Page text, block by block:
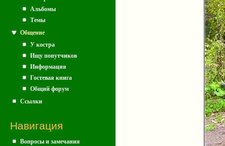
Альбомы
Темы
Общение
У костра
Ищу попутчиков
Информация
Гостевая книга
Общий форум
Ссылки
Навигация
Вопросы и замечания